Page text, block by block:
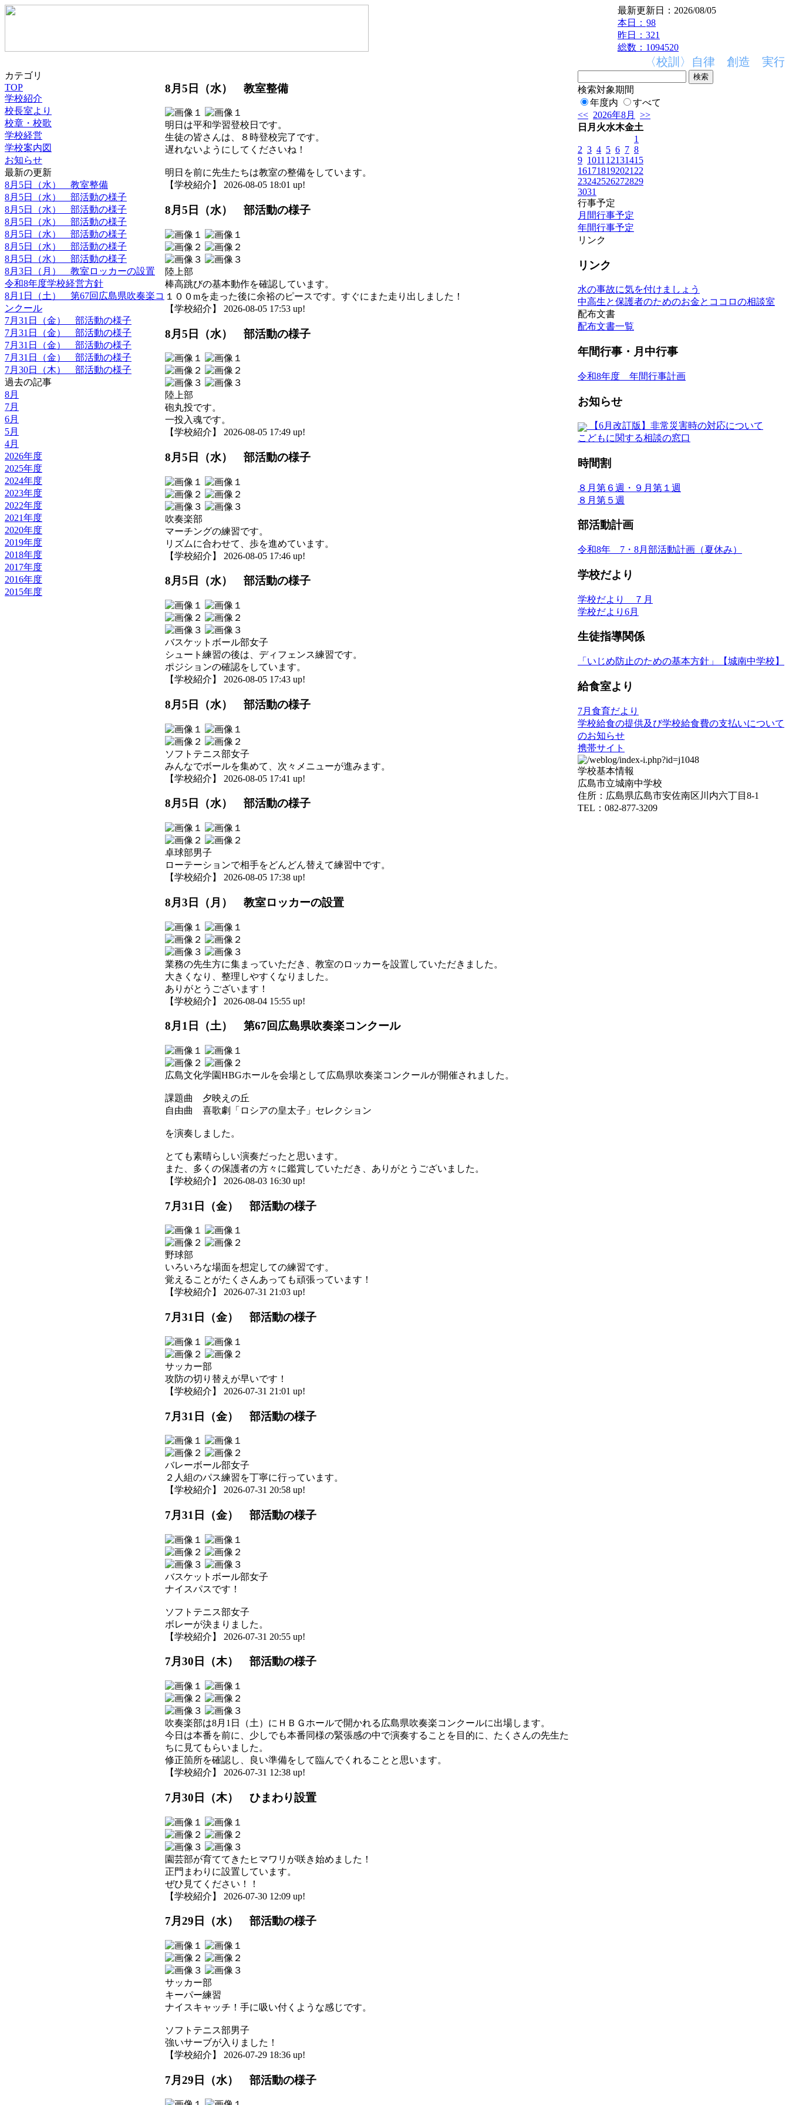
最新更新日：2026/08/05
本日： 98
昨日：321
総数：1094520
〈校訓〉自律 創造 実行 〈学
カテゴリ
TOP
学校紹介
校長室より
校章・校歌
学校経営
学校案内図
お知らせ
最新の更新
8月5日（水） 教室整備
8月5日（水） 部活動の様子
8月5日（水） 部活動の様子
8月5日（水） 部活動の様子
8月5日（水） 部活動の様子
8月5日（水） 部活動の様子
8月5日（水） 部活動の様子
8月3日（月） 教室ロッカーの設置
令和8年度学校経営方針
8月1日（土） 第67回広島県吹奏楽コ
ンクール
7月31日（金） 部活動の様子
7月31日（金） 部活動の様子
7月31日（金） 部活動の様子
7月31日（金） 部活動の様子
7月30日（木） 部活動の様子
過去の記事
8月
7月
6月
5月
4月
2026年度
2025年度
2024年度
2023年度
2022年度
2021年度
2020年度
2019年度
2018年度
2017年度
2016年度
2015年度
8月5日（水） 教室整備
明日は平和学習登校日です。
生徒の皆さんは、８時登校完了です。
遅れないようにしてくださいね！
明日を前に先生たちは教室の整備をしています。
【学校紹介】 2026-08-05 18:01 up!
8月5日（水） 部活動の様子
陸上部
棒高跳びの基本動作を確認しています。
１００mを走った後に余裕のピースです。すぐにまた走り出しました！
【学校紹介】 2026-08-05 17:53 up!
8月5日（水） 部活動の様子
陸上部
砲丸投です。
一投入魂です。
【学校紹介】 2026-08-05 17:49 up!
8月5日（水） 部活動の様子
吹奏楽部
マーチングの練習です。
リズムに合わせて、歩を進めています。
【学校紹介】 2026-08-05 17:46 up!
8月5日（水） 部活動の様子
バスケットボール部女子
シュート練習の後は、ディフェンス練習です。
ポジションの確認をしています。
【学校紹介】 2026-08-05 17:43 up!
8月5日（水） 部活動の様子
ソフトテニス部女子
みんなでボールを集めて、次々メニューが進みます。
【学校紹介】 2026-08-05 17:41 up!
8月5日（水） 部活動の様子
卓球部男子
ローテーションで相手をどんどん替えて練習中です。
【学校紹介】 2026-08-05 17:38 up!
8月3日（月） 教室ロッカーの設置
業務の先生方に集まっていただき、教室のロッカーを設置していただきました。
大きくなり、整理しやすくなりました。
ありがとうございます！
【学校紹介】 2026-08-04 15:55 up!
8月1日（土） 第67回広島県吹奏楽コンクール
広島文化学園HBGホールを会場として広島県吹奏楽コンクールが開催されました。
課題曲 夕映えの丘
自由曲 喜歌劇「ロシアの皇太子」セレクション
を演奏しました。
とても素晴らしい演奏だったと思います。
また、多くの保護者の方々に鑑賞していただき、ありがとうございました。
【学校紹介】 2026-08-03 16:30 up!
7月31日（金） 部活動の様子
野球部
いろいろな場面を想定しての練習です。
覚えることがたくさんあっても頑張っています！
【学校紹介】 2026-07-31 21:03 up!
7月31日（金） 部活動の様子
サッカー部
攻防の切り替えが早いです！
【学校紹介】 2026-07-31 21:01 up!
7月31日（金） 部活動の様子
バレーボール部女子
２人組のパス練習を丁寧に行っています。
【学校紹介】 2026-07-31 20:58 up!
7月31日（金） 部活動の様子
バスケットボール部女子
ナイスパスです！
ソフトテニス部女子
ボレーが決まりました。
【学校紹介】 2026-07-31 20:55 up!
7月30日（木） 部活動の様子
吹奏楽部は8月1日（土）にＨＢＧホールで開かれる広島県吹奏楽コンクールに出場します。
今日は本番を前に、少しでも本番同様の緊張感の中で演奏することを目的に、たくさんの先生た
ちに見てもらいました。
修正箇所を確認し、良い準備をして臨んでくれることと思います。
【学校紹介】 2026-07-31 12:38 up!
7月30日（木） ひまわり設置
園芸部が育ててきたヒマワリが咲き始めました！
正門まわりに設置しています。
ぜひ見てください！！
【学校紹介】 2026-07-30 12:09 up!
7月29日（水） 部活動の様子
サッカー部
キーパー練習
ナイスキャッチ！手に吸い付くような感じです。
ソフトテニス部男子
強いサーブが入りました！
【学校紹介】 2026-07-29 18:36 up!
7月29日（水） 部活動の様子
検索対象期間
年度内
すべて
<< 2026年8月
>>
日 月 火水木金土
1
2 3 4 5 6 7 8
9 1011 12131415
161718192021 22
23242526272829
3031
行事予定
月間行事予定
年間行事予定
リンク
リンク
水の事故に気を付けましょう
中高生と保護者のためのお金とココロの相談室
配布文書
配布文書一覧
年間行事・月中行事
令和8年度 年間行事計画
お知らせ
【6月改訂版】非常災害時の対応について
こどもに関する相談の窓口
時間割
８月第６週・９月第１週
８月第５週
部活動計画
令和8年 7・8月部活動計画（夏休み）
学校だより
学校だより ７月
学校だより6月
生徒指導関係
「いじめ防止のための基本方針」【城南中学校】
給食室より
7月食育だより
学校給食の提供及び学校給食費の支払いについて
のお知らせ
携帯サイト
学校基本情報
広島市立城南中学校
住所：広島県広島市安佐南区川内六丁目8-1
TEL：082-877-3209